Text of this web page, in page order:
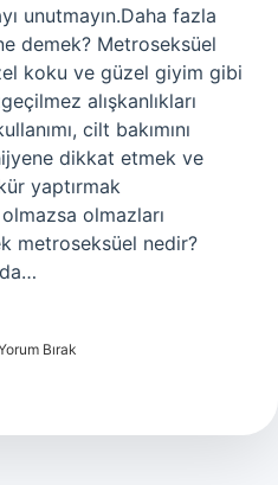
unutmayın.Daha fazla
demek? Metroseksüel
koku ve güzel giyim gibi
alışkanlıkları
cilt bakımını
dikkat etmek ve
yaptırmak
olmazları
metroseksüel nedir?
Bırak